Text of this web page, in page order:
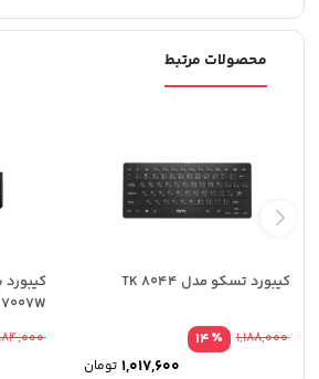
محصولات مرتبط
کیبورد تسکو مدل TK 8044
٪14
1,188,000
تومان
7007W
1,884,000